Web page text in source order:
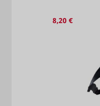
8,20 €